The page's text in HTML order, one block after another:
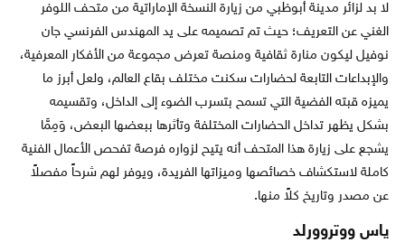
لا بد لزائر مدينة أبوظبي من زيارة النسخة الإماراتية من متحف اللوفر
الغني عن التعريف؛ حيث تم تصميمه على يد المهندس الفرنسي جان
نوفيل ليكون منارة ثقافية ومنصة تعرض مجموعة من الأفكار المعرفية،
والإبداعات التابعة لحضارات سكنت مختلف بقاع العالم، ولعل أبرز ما
يميزه قبته الفضية التي تسمح بتسرب الضوء إلى الداخل، وتقسيمه
بشكل يظهر تداخل الحضارات المختلفة وتأثرها ببعضها البعض، وَمِمَّا
يشجع على زيارة هذا المتحف أنه يتيح لزواره فرصة تفحص الأعمال الفنية
كاملة لاستكشاف خصائصها وميزاتها الفريدة، ويوفر لهم شرحاً مفصلاً
عن مصدر وتاريخ كلاً منها.
ياس ووتروورلد